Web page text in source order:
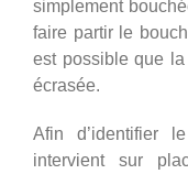
simplement
faire partir le
est possible que
écrasée.
Afin d’identifier
intervient sur